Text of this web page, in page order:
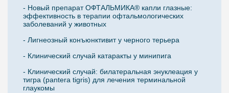
- Новый препарат ОФТАЛЬМИКА® капли глазные:
эффективность в терапии офтальмологических
заболеваний у животных
- Лигнеозный конъюнктивит у черного терьера
- Клинический случай катаракты у минипига
- Клинический случай: билатеральная энуклеация у
тигра (pantera tigris) для лечения терминальной
глаукомы